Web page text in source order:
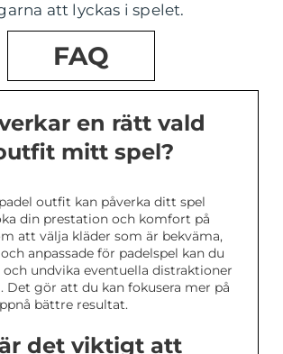
att lyckas i spelet.
FAQ
en rätt vald
mitt spel?
outfit kan påverka ditt spel
din prestation och komfort på
att välja kläder som är bekväma,
anpassade för padelspel kan du
undvika eventuella distraktioner
Det gör att du kan fokusera mer på
bättre resultat.
det viktigt att